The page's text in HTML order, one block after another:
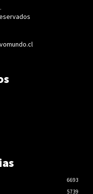
6693
5739